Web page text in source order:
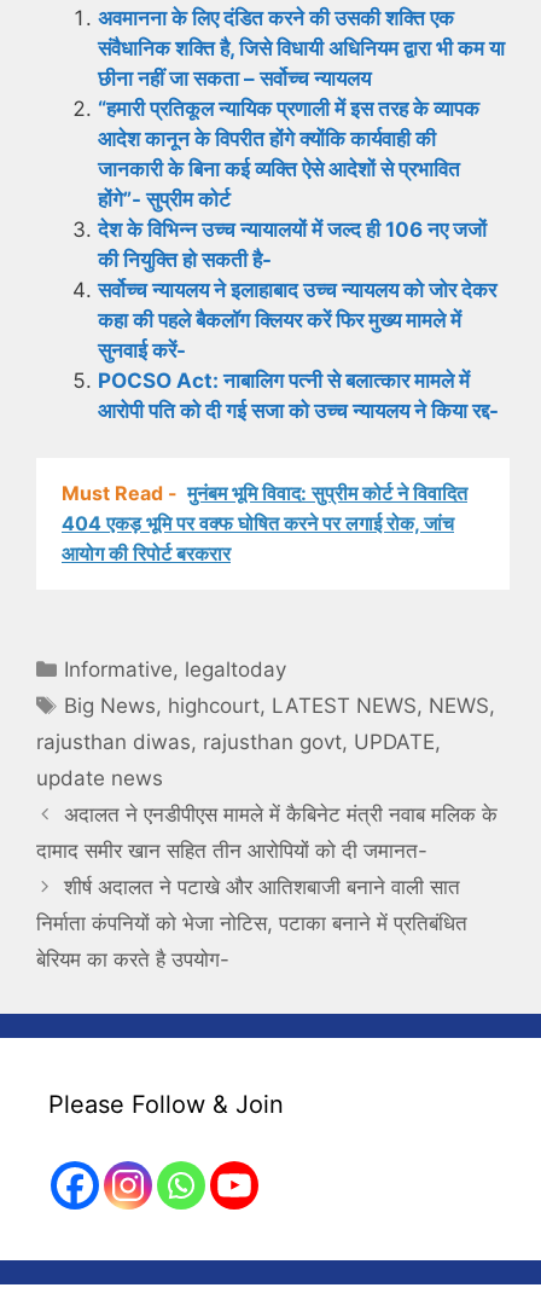
अवमानना ​​के लिए दंडित करने की उसकी शक्ति एक
संवैधानिक शक्ति है, जिसे विधायी अधिनियम द्वारा भी कम या
छीना नहीं जा सकता – सर्वोच्च न्यायलय
“हमारी प्रतिकूल न्यायिक प्रणाली में इस तरह के व्यापक
आदेश कानून के विपरीत होंगे क्योंकि कार्यवाही की
जानकारी के बिना कई व्यक्ति ऐसे आदेशों से प्रभावित
होंगे”- सुप्रीम कोर्ट
देश के विभिन्न उच्च न्यायालयों में जल्द ही 106 नए जजों
की नियुक्ति हो सकती है-
सर्वोच्च न्यायलय ने इलाहाबाद उच्च न्यायलय को जोर देकर
कहा की पहले बैकलॉग क्लियर करें फिर मुख्य मामले में
सुनवाई करें-
POCSO Act: नाबालिग पत्नी से बलात्कार मामले में
आरोपी पति को दी गई सजा को उच्च न्यायलय ने किया रद्द-
Must Read - मुनंबम भूमि विवाद: सुप्रीम कोर्ट ने विवादित
404 एकड़ भूमि पर वक्फ घोषित करने पर लगाई रोक, जांच
आयोग की रिपोर्ट बरकरार
Categories
Informative, legaltoday
Tags
Big News, highcourt, LATEST NEWS, NEWS,
rajusthan diwas, rajusthan govt, UPDATE,
update news
अदालत ने एनडीपीएस मामले में कैबिनेट मंत्री नवाब मलिक के
दामाद समीर खान सहित तीन आरोपियों को दी जमानत-
शीर्ष अदालत ने पटाखे और आतिशबाजी बनाने वाली सात
निर्माता कंपनियों को भेजा नोटिस, पटाका बनाने में प्रतिबंधित
बेरियम का करते है उपयोग-
Please Follow & Join